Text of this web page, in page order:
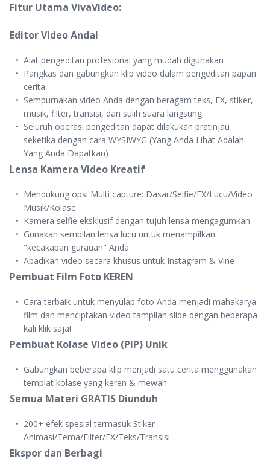
Fitur Utama VivaVideo:
Editor Video Andal
Alat pengeditan profesional yang mudah digunakan
Pangkas dan gabungkan klip video dalam pengeditan papan
cerita
Sempurnakan video Anda dengan beragam teks, FX, stiker,
musik, filter, transisi, dan sulih suara langsung.
Seluruh operasi pengeditan dapat dilakukan pratinjau
seketika dengan cara WYSIWYG (Yang Anda Lihat Adalah
Yang Anda Dapatkan)
Lensa Kamera Video Kreatif
Mendukung opsi Multi capture: Dasar/Selfie/FX/Lucu/Video
Musik/Kolase
Kamera selfie eksklusif dengan tujuh lensa mengagumkan
Gunakan sembilan lensa lucu untuk menampilkan
"kecakapan gurauan" Anda
Abadikan video secara khusus untuk Instagram & Vine
Pembuat Film Foto KEREN
Cara terbaik untuk menyulap foto Anda menjadi mahakarya
film dan menciptakan video tampilan slide dengan beberapa
kali klik saja!
Pembuat Kolase Video (PIP) Unik
Gabungkan beberapa klip menjadi satu cerita menggunakan
templat kolase yang keren & mewah
Semua Materi GRATIS Diunduh
200+ efek spesial termasuk Stiker
Animasi/Tema/Filter/FX/Teks/Transisi
Ekspor dan Berbagi